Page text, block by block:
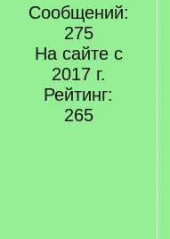
Сообщений:
275
На сайте с
2017 г.
Рейтинг:
265